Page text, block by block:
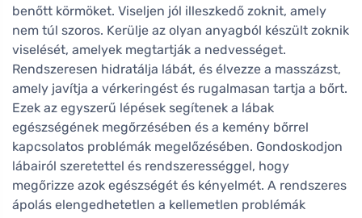
benőtt körmöket. Viseljen jól illeszkedő zoknit, amely
nem túl szoros. Kerülje az olyan anyagból készült zoknik
viselését, amelyek megtartják a nedvességet.
Rendszeresen hidratálja lábát, és élvezze a masszázst,
amely javítja a vérkeringést és rugalmasan tartja a bőrt.
Ezek az egyszerű lépések segítenek a lábak
egészségének megőrzésében és a kemény bőrrel
kapcsolatos problémák megelőzésében. Gondoskodjon
lábairól szeretettel és rendszerességgel, hogy
megőrizze azok egészségét és kényelmét. A rendszeres
ápolás elengedhetetlen a kellemetlen problémák